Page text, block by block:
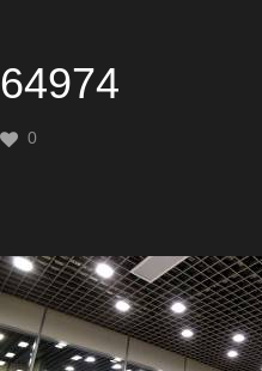
64974
0